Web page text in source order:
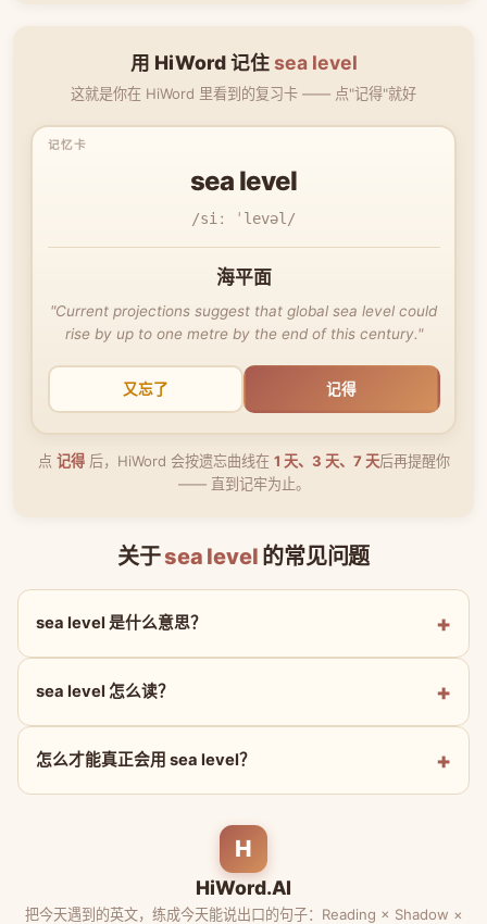
用 HiWord 记住sea level
这就是你在 HiWord 里看到的复习卡 —— 点"记得"就好
sea level
/siː ˈlevəl/
海平面
"Current projections suggest that global sea level could
rise by up to one metre by the end of this century."
又忘了 记得
点 记得后，HiWord 会按遗忘曲线在 1 天、3 天、7 天后再提醒你
—— 直到记牢为止。
关于sea level 的常见问题
sea level 是什么意思？
sea level 怎么读？
怎么才能真正会用 sea level？
H
HiWord.AI
把今天遇到的英文，练成今天能说出口的句子：Reading × Shadow ×